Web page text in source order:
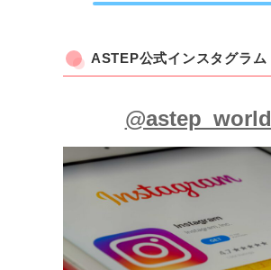
ASTEP公式インスタグラム
@astep_world